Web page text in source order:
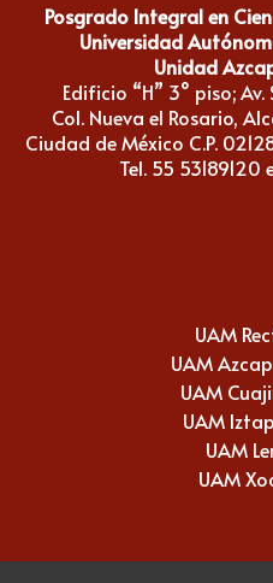
Posgrado Integral en
Universidad
Unidad
Edificio “H” 3° piso;
Col. Nueva el Rosario,
Ciudad de México C.P.
Tel. 55 53189120
UAM
UAM
UAM
UAM
UAM
UAM